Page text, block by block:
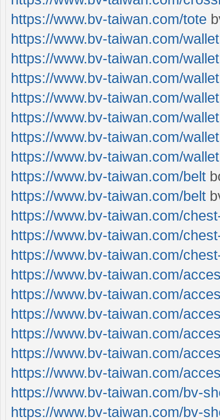
https://www.bv-taiwan.com/tote
https://www.bv-taiwan.com/wallet
https://www.bv-taiwan.com/wallet
https://www.bv-taiwan.com/wallet
https://www.bv-taiwan.com/wallet
https://www.bv-taiwan.com/wallet
https://www.bv-taiwan.com/wallet
https://www.bv-taiwan.com/wallet
https://www.bv-taiwan.com/belt
https://www.bv-taiwan.com/belt
https://www.bv-taiwan.com/
https://www.bv-taiwan.com/
https://www.bv-taiwan.com/
https://www.bv-taiwan.com/
https://www.bv-taiwan.com/
https://www.bv-taiwan.com/
https://www.bv-taiwan.com/
https://www.bv-taiwan.com/
https://www.bv-taiwan.com/
https://www.bv-taiwan.com/bv-
https://www.bv-taiwan.com/bv-